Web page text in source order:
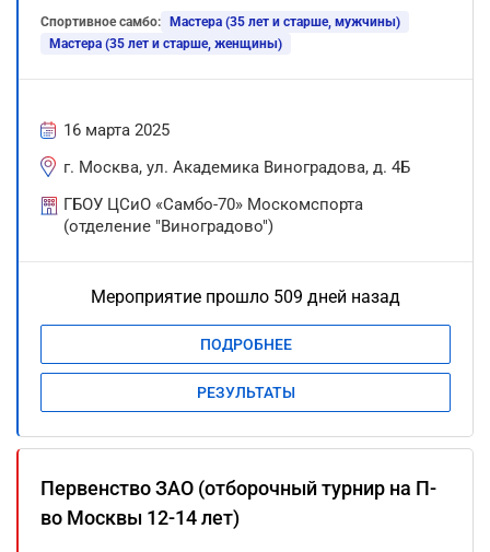
Спортивное самбо:
Мастера (35 лет и старше, мужчины)
Мастера (35 лет и старше, женщины)
16 марта 2025
г. Москва, ул. Академика Виноградова, д. 4Б
ГБОУ ЦСиО «Самбо-70» Москомспорта
(отделение "Виноградово")
Мероприятие прошло 509 дней назад
ПОДРОБНЕЕ
РЕЗУЛЬТАТЫ
Первенство ЗАО (отборочный турнир на П-
во Москвы 12-14 лет)